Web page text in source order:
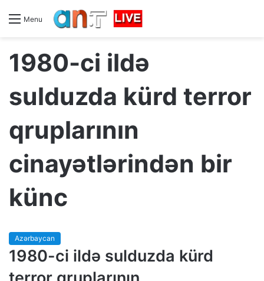
Menu
1980-ci ildə
sulduzda kürd terror
qruplarının
cinayətlərindən bir
künc
Azərbaycan
1980-ci ildə sulduzda kürd